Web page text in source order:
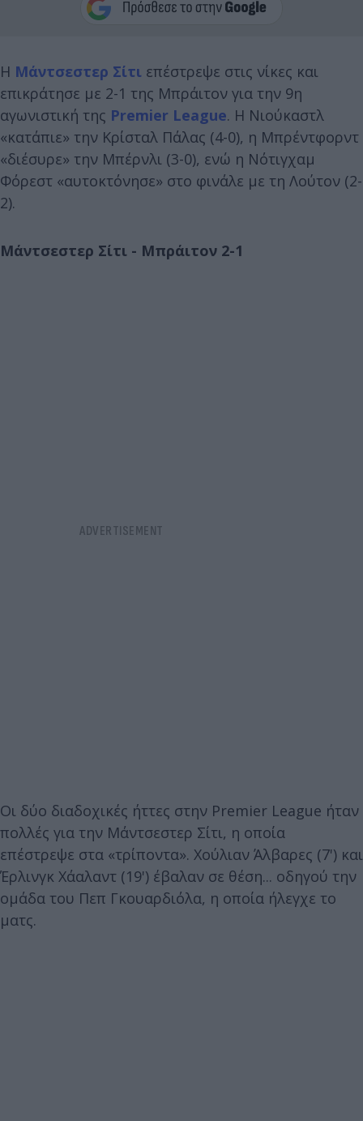
Η Μάντσεστερ Σίτι επέστρεψε στις νίκες και
επικράτησε με 2-1 της Μπράιτον για την 9η
αγωνιστική της Premier League. Η Νιούκαστλ
«κατάπιε» την Κρίσταλ Πάλας (4-0), η Μπρέντφορντ
«διέσυρε» την Μπέρνλι (3-0), ενώ η Νότιγχαμ
Φόρεστ «αυτοκτόνησε» στο φινάλε με τη Λούτον (2-
2).
Μάντσεστερ Σίτι - Μπράιτον 2-1
Οι δύο διαδοχικές ήττες στην Premier League ήταν
πολλές για την Μάντσεστερ Σίτι, η οποία
επέστρεψε στα «τρίποντα». Χούλιαν Άλβαρες (7') και
Έρλινγκ Χάαλαντ (19') έβαλαν σε θέση... οδηγού την
ομάδα του Πεπ Γκουαρδιόλα, η οποία ήλεγχε το
ματς.